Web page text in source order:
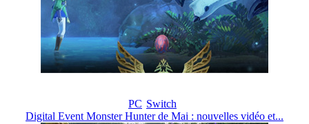
PC Switch
Digital Event Monster Hunter de Mai : nouvelles vidéo et...